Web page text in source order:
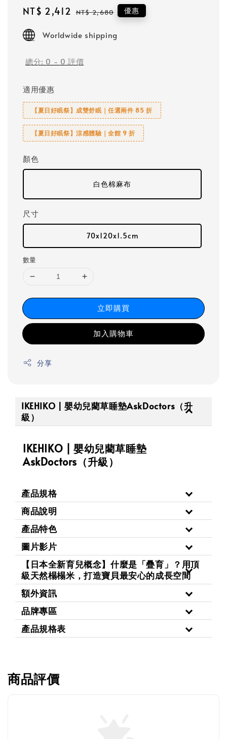
Sale
NT$ 2,412 Regular
NT$ 2,680 優惠
Worldwide shipping
總分: 0 - 0 評價
適用優惠
【夏日好眠祭】成雙舒眠｜任選兩件 85 折
【夏日好眠祭】涼感體驗｜全館 9 折
顏色
白色棉麻布
尺寸
70x120x1.5cm
數量
立即購買
加入購物車
分享
IKEHIKO | 嬰幼兒藺草睡墊AskDoctors（升
級）
IKEHIKO | 嬰幼兒藺草睡墊
AskDoctors（升級）
產品規格
商品說明
產品特色
圖片影片
【日本全新育兒概念】什麼是「疊育」？用頂
級天然榻榻米，打造寶貝最安心的成長空間
額外資訊
品牌專區
產品規格表
商品評價